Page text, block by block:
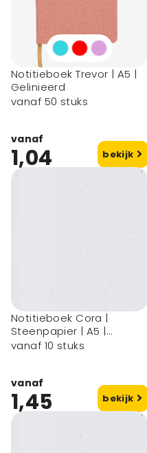
Notitieboek Trevor | A5 |
Gelinieerd
vanaf 50 stuks
vanaf
1,04 bekijk
Notitieboek Cora |
Steenpapier | A5 |
Hardcover
vanaf 10 stuks
vanaf
1,45 bekijk